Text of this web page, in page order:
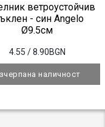
ветроустойчив
- син Angelo
Ø9.5см
4.55 / 8.90BGN
наличност